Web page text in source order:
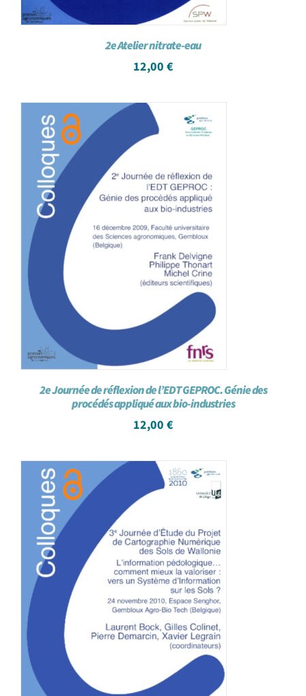
2e Atelier nitrate-eau
12,00 €
2e Journée de réflexion de l’EDT GEPROC. Génie des
procédés appliqué aux bio-industries
12,00 €